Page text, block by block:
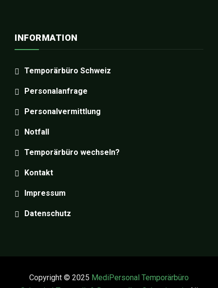
INFORMATION
Temporärbüro Schweiz
Personalanfrage
Personalvermittlung
Notfall
Temporärbüro wechseln?
Kontakt
Impressum
Datenschutz
Copyright © 2025 MediPersonal Temporärbüro